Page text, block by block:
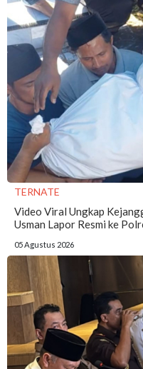
TERNATE
Video Viral Ungkap
Usman Lapor Resmi ke
05 Agustus 2026